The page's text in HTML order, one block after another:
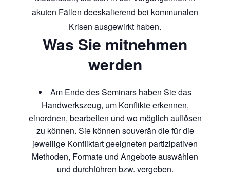
akuten Fällen deeskalierend bei kommunalen
Krisen ausgewirkt haben.
Was Sie mitnehmen
werden
Am Ende des Seminars haben Sie das
Handwerkszeug, um Konflikte erkennen,
einordnen, bearbeiten und wo möglich auflösen
zu können. Sie können souverän die für die
jeweilige Konfliktart geeigneten partizipativen
Methoden, Formate und Angebote auswählen
und durchführen bzw. vergeben.